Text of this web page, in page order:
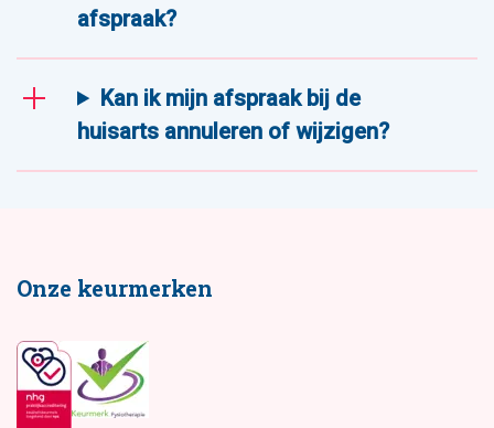
afspraak?
Kan ik mijn afspraak bij de
huisarts annuleren of wijzigen?
Onze keurmerken